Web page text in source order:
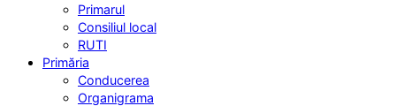
Primarul
Consiliul local
RUTI
Primăria
Conducerea
Organigrama